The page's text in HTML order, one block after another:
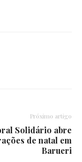
Próximo artigo
Solidário abre
de natal em
Barueri